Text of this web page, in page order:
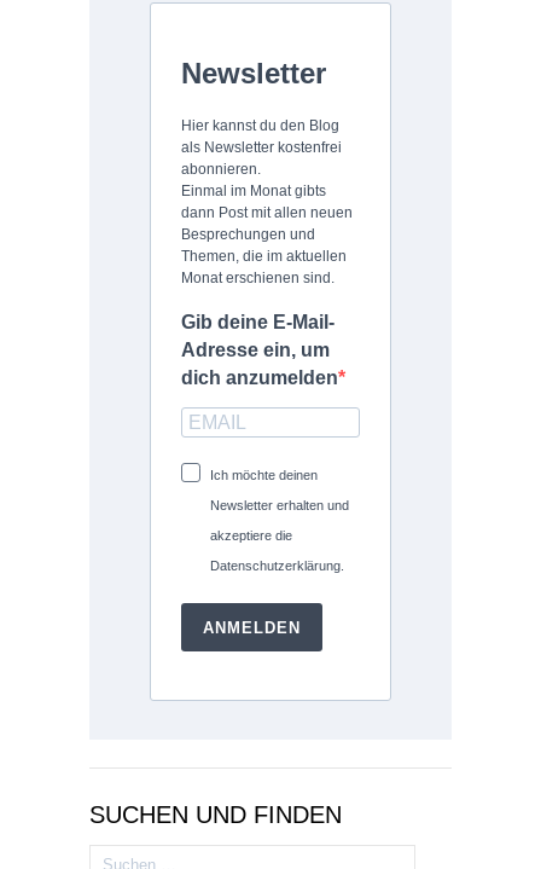
Newsletter
Hier kannst du den Blog
als Newsletter kostenfrei
abonnieren.
Einmal im Monat gibts
dann Post mit allen neuen
Besprechungen und
Themen, die im aktuellen
Monat erschienen sind.
Gib deine E-Mail-
Adresse ein, um
dich anzumelden
Ich möchte deinen
Newsletter erhalten und
akzeptiere die
Datenschutzerklärung.
ANMELDEN
SUCHEN UND FINDEN
Suchen